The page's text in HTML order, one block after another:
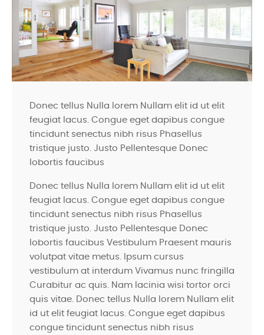
Donec tellus Nulla lorem Nullam elit id ut elit
feugiat lacus. Congue eget dapibus congue
tincidunt senectus nibh risus Phasellus
tristique justo. Justo Pellentesque Donec
lobortis faucibus
Donec tellus Nulla lorem Nullam elit id ut elit
feugiat lacus. Congue eget dapibus congue
tincidunt senectus nibh risus Phasellus
tristique justo. Justo Pellentesque Donec
lobortis faucibus Vestibulum Praesent mauris
volutpat vitae metus. Ipsum cursus
vestibulum at interdum Vivamus nunc fringilla
Curabitur ac quis. Nam lacinia wisi tortor orci
quis vitae. Donec tellus Nulla lorem Nullam elit
id ut elit feugiat lacus. Congue eget dapibus
congue tincidunt senectus nibh risus